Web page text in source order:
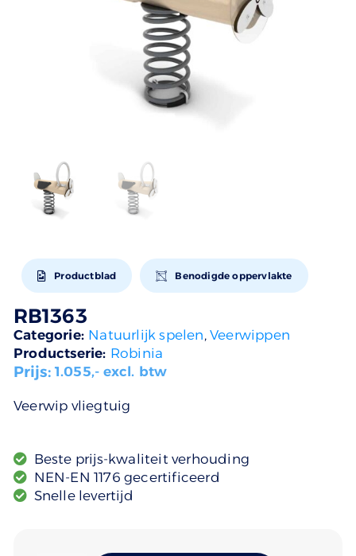
Productblad Benodigde oppervlakte
RB1363
Categorie: Natuurlijk spelen, Veerwippen
Productserie: Robinia
Prijs:1.055,- excl. btw
Veerwip vliegtuig
Beste prijs-kwaliteit verhouding
NEN-EN 1176 gecertificeerd
Snelle levertijd